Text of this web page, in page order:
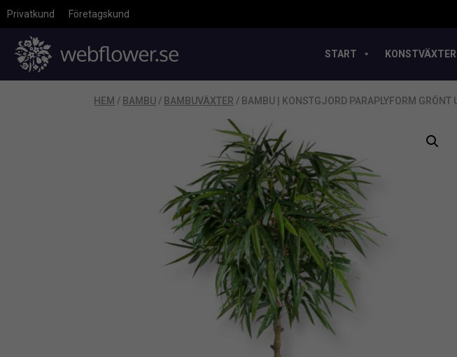
Privatkund Företagskund
START KONSTVÄXTER
HEM / BAMBU / BAMBUVÄXTER / BAMBU | KONSTGJORD PARAPLYFORM GRÖNT